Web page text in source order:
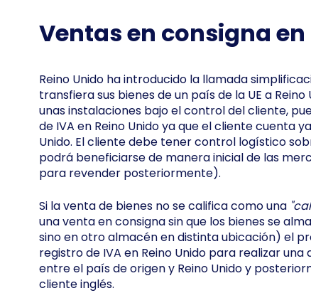
Ventas en consigna en
Reino Unido ha introducido la llamada
transfiera sus bienes de un país de la UE a
unas instalaciones bajo el control del cliente,
de IVA en Reino Unido ya que el cliente cuenta
Unido. El cliente debe tener control logístico
podrá beneficiarse de manera inicial de las
para revender posteriormente).
Si la venta de bienes no se califica como una
una venta en consigna sin que los bienes se
sino en otro almacén en distinta ubicación) el
registro de IVA en Reino Unido para realizar
entre el país de origen y Reino Unido y
cliente inglés.